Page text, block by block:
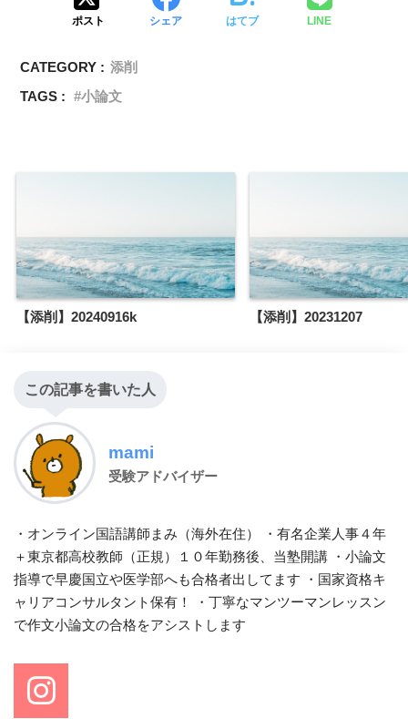
ポスト シェア はてブ LINE
CATEGORY : 添削
TAGS :
小論文
【添削】20240916k 【添削】20231207
この記事を書いた人
mami
受験アドバイザー
・オンライン国語講師まみ（海外在住） ・有名企業人事４年
＋東京都高校教師（正規）１０年勤務後、当塾開講 ・小論文
指導で早慶国立や医学部へも合格者出してます ・国家資格キ
ャリアコンサルタント保有！ ・丁寧なマンツーマンレッスン
で作文小論文の合格をアシストします